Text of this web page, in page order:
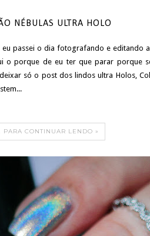
NÉBULAS ULTRA HOLO
eu passei o dia fotografando e editando
o porque de eu ter que parar porque
só o post dos lindos ultra Holos,
PARA CONTINUAR LENDO »